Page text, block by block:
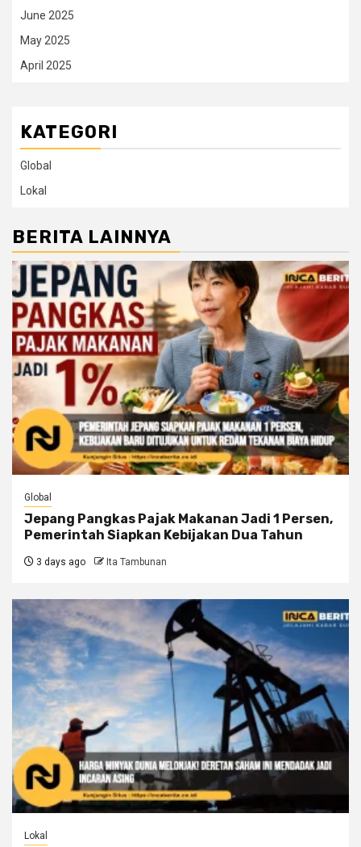
June 2025
May 2025
April 2025
KATEGORI
Global
Lokal
BERITA LAINNYA
Global
Jepang Pangkas Pajak Makanan Jadi 1 Persen,
Pemerintah Siapkan Kebijakan Dua Tahun
3 days ago Ita Tambunan
Lokal